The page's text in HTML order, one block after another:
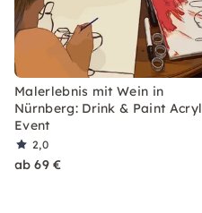
Malerlebnis mit Wein in
Nürnberg: Drink & Paint Acryl
Event
2,0
ab 69 €